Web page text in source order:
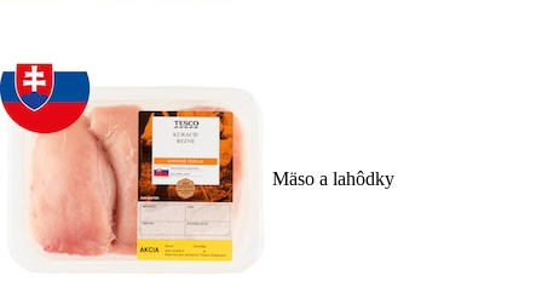
Mäso a lahôdky